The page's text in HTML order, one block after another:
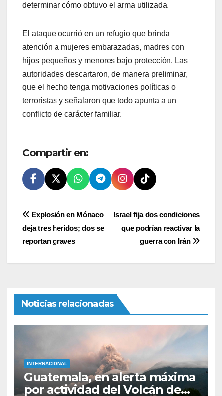
determinar cómo obtuvo el arma utilizada.
El ataque ocurrió en un refugio que brinda
atención a mujeres embarazadas, madres con
hijos pequeños y menores bajo protección. Las
autoridades descartaron, de manera preliminar,
que el hecho tenga motivaciones políticas o
terroristas y señalaron que todo apunta a un
conflicto de carácter familiar.
Compartir en:
Navegación
de
entradas
Israel fija dos condiciones
que podrían reactivar la
guerra con Irán
Explosión en Mónaco
deja tres heridos; dos se
reportan graves
Noticias relacionadas
INTERNACIONAL
Guatemala, en alerta máxima
por actividad del Volcán de